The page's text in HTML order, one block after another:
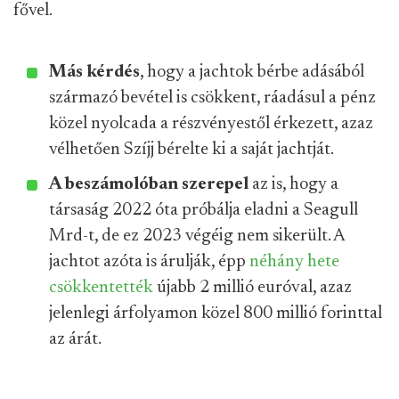
fővel.
Más kérdés, hogy a jachtok bérbe adásából
származó bevétel is csökkent, ráadásul a pénz
közel nyolcada a részvényestől érkezett, azaz
vélhetően Szíjj bérelte ki a saját jachtját.
A beszámolóban szerepel az is, hogy a
társaság 2022 óta próbálja eladni a Seagull
Mrd-t, de ez 2023 végéig nem sikerült. A
jachtot azóta is árulják, épp néhány hete
csökkentették újabb 2 millió euróval, azaz
jelenlegi árfolyamon közel 800 millió forinttal
az árát.